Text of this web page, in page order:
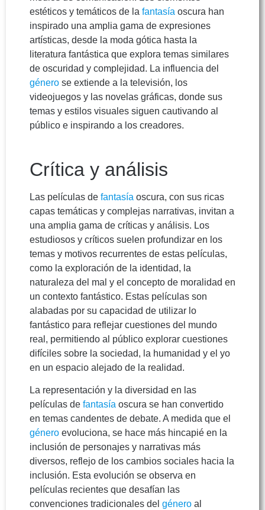
estéticos y temáticos de la fantasía oscura han
inspirado una amplia gama de expresiones
artísticas, desde la moda gótica hasta la
literatura fantástica que explora temas similares
de oscuridad y complejidad. La influencia del
género se extiende a la televisión, los
videojuegos y las novelas gráficas, donde sus
temas y estilos visuales siguen cautivando al
público e inspirando a los creadores.
Crítica y análisis
Las películas de fantasía oscura, con sus ricas
capas temáticas y complejas narrativas, invitan a
una amplia gama de críticas y análisis. Los
estudiosos y críticos suelen profundizar en los
temas y motivos recurrentes de estas películas,
como la exploración de la identidad, la
naturaleza del mal y el concepto de moralidad en
un contexto fantástico. Estas películas son
alabadas por su capacidad de utilizar lo
fantástico para reflejar cuestiones del mundo
real, permitiendo al público explorar cuestiones
difíciles sobre la sociedad, la humanidad y el yo
en un espacio alejado de la realidad.
La representación y la diversidad en las
películas de fantasía oscura se han convertido
en temas candentes de debate. A medida que el
género evoluciona, se hace más hincapié en la
inclusión de personajes y narrativas más
diversos, reflejo de los cambios sociales hacia la
inclusión. Esta evolución se observa en
películas recientes que desafían las
convenciones tradicionales del género al